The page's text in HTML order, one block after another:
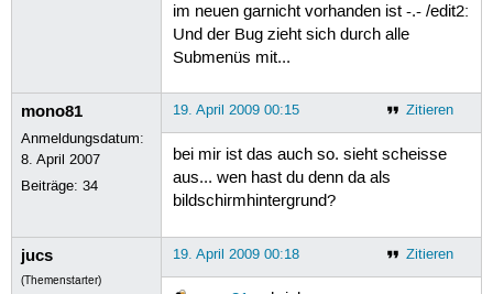
im neuen garnicht vorhanden ist -.- /edit2:
Und der Bug zieht sich durch alle
Submenüs mit...
mono81
Anmeldungsdatum:
8. April 2007
Beiträge:34
Zitieren
19. April 2009 00:15
bei mir ist das auch so. sieht scheisse
aus... wen hast du denn da als
bildschirmhintergrund?
jucs
(Themenstarter)
Zitieren
19. April 2009 00:18